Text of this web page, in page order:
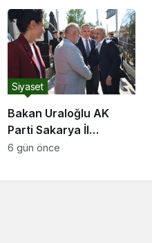
vereceksiniz”
Bakan Uraloğlu AK
Parti Sakarya İl
Başkanlığı’nı Ziyaret
Siyaset
6 gün önce